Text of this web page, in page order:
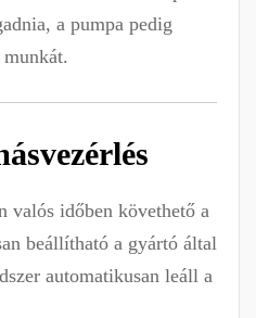
a pumpa pedig
időben követhető a
beállítható a gyártó által
automatikusan leáll a